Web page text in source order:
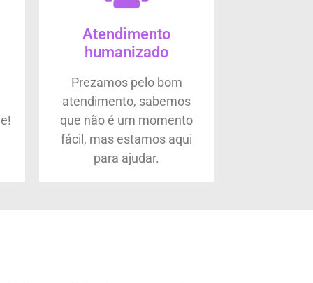
Atendimento
humanizado
Prezamos pelo bom
atendimento, sabemos
que não é um momento
fácil, mas estamos aqui
para ajudar.